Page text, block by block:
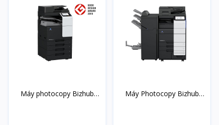
Máy photocopy Bizhub
Máy Photocopy Bizhub